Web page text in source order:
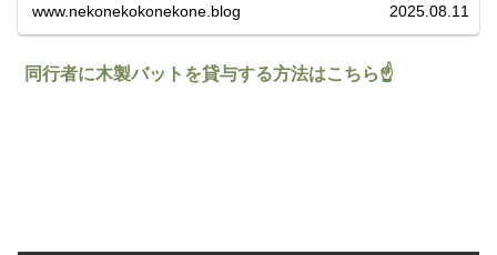
www.nekonekokonekone.blog 2025.08.11
同行者に木製バットを貸与する方法はこちら☝️